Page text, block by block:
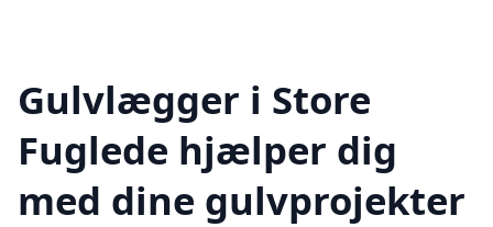
Gulvlægger i Store
Fuglede hjælper dig
med dine gulvprojekter